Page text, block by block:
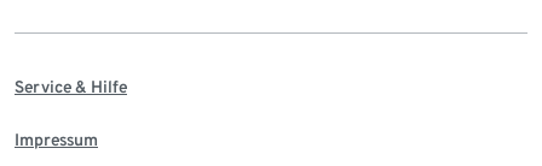
Service & Hilfe
Impressum